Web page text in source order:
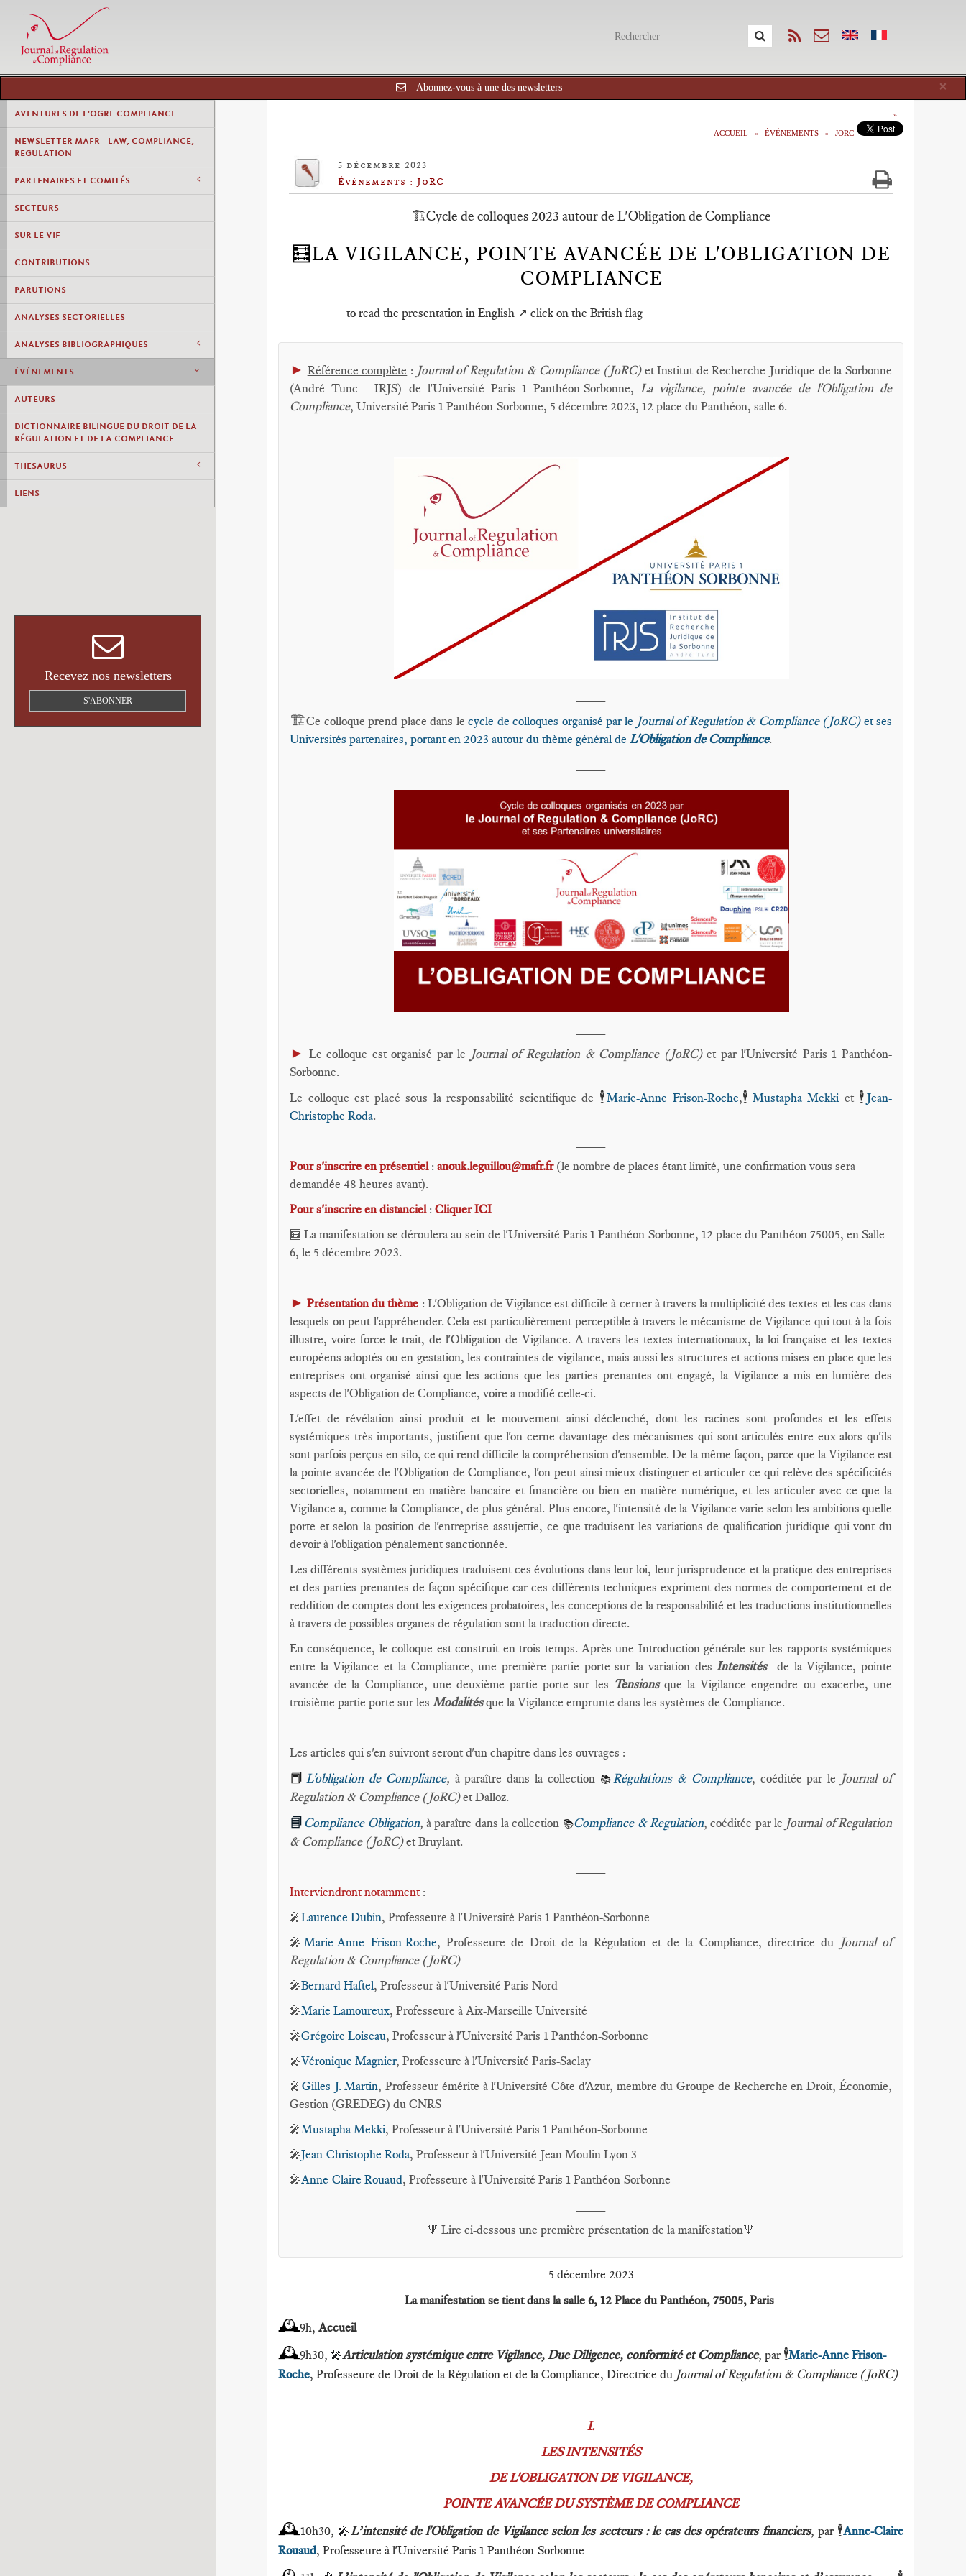
×
Abonnez-vous à une des newsletters
AVENTURES DE L'OGRE COMPLIANCE
NEWSLETTER MAFR - LAW, COMPLIANCE,
REGULATION
PARTENAIRES ET COMITÉS
SECTEURS
SUR LE VIF
CONTRIBUTIONS
PARUTIONS
ANALYSES SECTORIELLES
ANALYSES BIBLIOGRAPHIQUES
ÉVÉNEMENTS
AUTEURS
DICTIONNAIRE BILINGUE DU DROIT DE LA
RÉGULATION ET DE LA COMPLIANCE
THESAURUS
LIENS
Recevez nos newsletters
S'ABONNER
ACCUEIL ÉVÉNEMENTS JORC
5 décembre 2023
Événements : JoRC
🏗️Cycle de colloques 2023 autour de L'Obligation de Compliance
🧮LA VIGILANCE, POINTE AVANCÉE DE L'OBLIGATION DE
COMPLIANCE
to read the presentation in English ↗️ click on the British flag
► Référence complète : Journal of Regulation & Compliance (JoRC)et Institut de Recherche Juridique de la Sorbonne
(André Tunc - IRJS) de l'Université Paris 1 Panthéon-Sorbonne,La vigilance, pointe avancée de l'Obligation de
Compliance, Université Paris 1 Panthéon-Sorbonne, 5 décembre 2023, 12 place du Panthéon, salle 6.
🏗️Ce colloque prend place dans lecycle de colloques organisé par le Journal of Regulation & Compliance (JoRC) et ses
Universités partenaires, portant en 2023 autour du thème général de L'Obligation de Compliance.
► Le colloque est organisé par le Journal of Regulation & Compliance (JoRC)et par l'Université Paris 1 Panthéon-
Sorbonne.
Le colloque est placé sous la responsabilité scientifique de 🕴️Marie-Anne Frison-Roche,🕴️ Mustapha Mekki et 🕴️Jean-
Christophe Roda.
Pour s'inscrire en présentiel : anouk.leguillou@mafr.fr(le nombre de places étant limité, une confirmation vous sera
demandée 48 heures avant).
Pour s'inscrire en distanciel : Cliquer ICI
🧮 La manifestation se déroulera au sein de l'Université Paris 1 Panthéon-Sorbonne, 12 place du Panthéon 75005, en Salle
6, le 5 décembre 2023.
►Présentation du thème : L'Obligation de Vigilance est difficile à cerner à travers la multiplicité des textes et les cas dans
lesquels on peut l'appréhender. Cela est particulièrement perceptible à travers le mécanisme de Vigilance qui tout à la fois
illustre, voire force le trait, de l'Obligation de Vigilance. A travers les textes internationaux, la loi française et les textes
européens adoptés ou en gestation, les contraintes de vigilance, mais aussi les structures et actions mises en place que les
entreprises ont organisé ainsi que les actions que les parties prenantes ont engagé, la Vigilance a mis en lumière des
aspects de l'Obligation de Compliance, voire a modifié celle-ci.
L'effet de révélation ainsi produit et le mouvement ainsi déclenché, dont les racines sont profondes et les effets
systémiques très importants, justifient que l'on cerne davantage des mécanismes qui sont articulés entre eux alors qu'ils
sont parfois perçus en silo, ce qui rend difficile la compréhension d'ensemble. De la même façon, parce que la Vigilance est
la pointe avancée de l'Obligation de Compliance, l'on peut ainsi mieux distinguer et articuler ce qui relève des spécificités
sectorielles, notamment en matière bancaire et financière ou bien en matière numérique, et les articuler avec ce que la
Vigilance a, comme la Compliance, de plus général. Plus encore, l'intensité de la Vigilance varie selon les ambitions quelle
porte et selon la position de l'entreprise assujettie, ce que traduisent les variations de qualification juridique qui vont du
devoir à l'obligation pénalement sanctionnée.
Les différents systèmes juridiques traduisent ces évolutions dans leur loi, leur jurisprudence et la pratique des entreprises
et des parties prenantes de façon spécifique car ces différents techniques expriment des normes de comportement et de
reddition de comptes dont les exigences probatoires, les conceptions de la responsabilité et les traductions institutionnelles
à travers de possibles organes de régulation sont la traduction directe.
En conséquence, le colloque est construit en trois temps. Après une Introduction générale sur les rapports systémiques
entre la Vigilance et la Compliance, une première partie porte sur la variation desIntensités de la Vigilance, pointe
avancée de la Compliance, une deuxième partie porte sur les Tensions que la Vigilance engendre ou exacerbe, une
troisième partie porte sur les Modalitésque la Vigilance emprunte dans les systèmes de Compliance.
Les articles qui s'en suivront seront d'un chapitre dans les ouvrages :
📕 L'obligation de Compliance, à paraître dans la collection 📚Régulations & Compliance, coéditée par le Journal of
Regulation & Compliance (JoRC)et Dalloz.
📘 Compliance Obligation, à paraître dans la collection 📚Compliance & Regulation, coéditée par le Journal of Regulation
& Compliance (JoRC)et Bruylant.
Interviendront notamment :
🎤Laurence Dubin, Professeure à l'Université Paris 1 Panthéon-Sorbonne
🎤Marie-Anne Frison-Roche, Professeure de Droit de la Régulation et de la Compliance, directrice du Journal of
Regulation & Compliance (JoRC)
🎤Bernard Haftel, Professeur à l'Université Paris-Nord
🎤Marie Lamoureux, Professeure à Aix-Marseille Université
🎤Grégoire Loiseau, Professeur à l'Université Paris 1 Panthéon-Sorbonne
🎤Véronique Magnier, Professeure à l'Université Paris-Saclay
🎤Gilles J. Martin, Professeur émérite à l'Université Côte d'Azur, membre du Groupe de Recherche en Droit, Économie,
Gestion (GREDEG) du CNRS
🎤Mustapha Mekki, Professeur à l'Université Paris 1 Panthéon-Sorbonne
🎤Jean-Christophe Roda, Professeur à l'Université Jean Moulin Lyon 3
🎤Anne-Claire Rouaud, Professeure à l'Université Paris 1 Panthéon-Sorbonne
🔻 Lire ci-dessous une première présentation de la manifestation🔻
5 décembre 2023
La manifestation se tient dans la salle 6, 12 Place du Panthéon, 75005, Paris
🕰9h, Accueil
🕰9h30, 🎤Articulation systémique entre Vigilance, Due Diligence, conformité et Compliance, par 🕴️Marie-Anne Frison-
Roche, Professeure de Droit de la Régulation et de la Compliance, Directrice du Journal of Regulation & Compliance (JoRC)
I.
LES INTENSITÉS
DE L'OBLIGATION DE VIGILANCE,
POINTE AVANCÉE DU SYSTÈME DE COMPLIANCE
🕰10h30, 🎤L’intensité de l'Obligation de Vigilance selon les secteurs : le cas des opérateurs financiers, par 🕴️Anne-Claire
Rouaud, Professeure à l'Université Paris 1 Panthéon-Sorbonne